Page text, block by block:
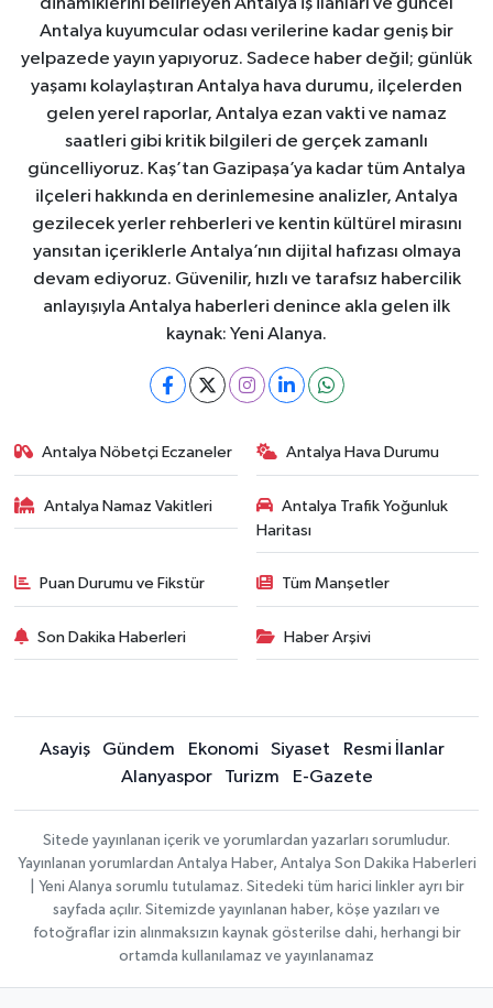
dinamiklerini belirleyen Antalya iş ilanları ve güncel
Antalya kuyumcular odası verilerine kadar geniş bir
yelpazede yayın yapıyoruz. Sadece haber değil; günlük
yaşamı kolaylaştıran Antalya hava durumu, ilçelerden
gelen yerel raporlar, Antalya ezan vakti ve namaz
saatleri gibi kritik bilgileri de gerçek zamanlı
güncelliyoruz. Kaş’tan Gazipaşa’ya kadar tüm Antalya
ilçeleri hakkında en derinlemesine analizler, Antalya
gezilecek yerler rehberleri ve kentin kültürel mirasını
yansıtan içeriklerle Antalya’nın dijital hafızası olmaya
devam ediyoruz. Güvenilir, hızlı ve tarafsız habercilik
anlayışıyla Antalya haberleri denince akla gelen ilk
kaynak: Yeni Alanya.
Antalya Nöbetçi Eczaneler Antalya Hava Durumu
Antalya Namaz Vakitleri
Antalya Trafik Yoğunluk
Haritası
Puan Durumu ve Fikstür Tüm Manşetler
Son Dakika Haberleri Haber Arşivi
Asayiş Gündem Ekonomi Siyaset
Resmi İlanlar
Alanyaspor
Turizm E-Gazete
Sitede yayınlanan içerik ve yorumlardan yazarları sorumludur.
Yayınlanan yorumlardan Antalya Haber, Antalya Son Dakika Haberleri
| Yeni Alanya sorumlu tutulamaz. Sitedeki tüm harici linkler ayrı bir
sayfada açılır. Sitemizde yayınlanan haber, köşe yazıları ve
fotoğraflar izin alınmaksızın kaynak gösterilse dahi, herhangi bir
ortamda kullanılamaz ve yayınlanamaz